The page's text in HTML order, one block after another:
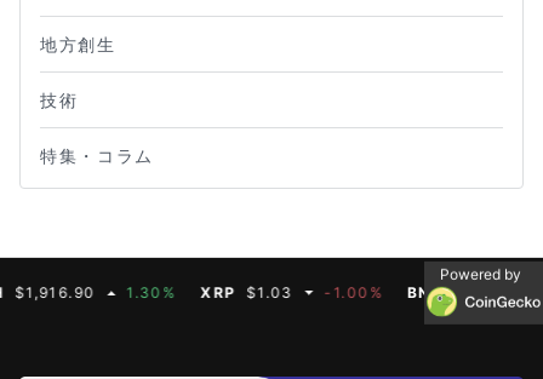
地方創生
技術
特集・コラム
1.30% XRP $1.03 -1.00% BNB $590.75
Powered by